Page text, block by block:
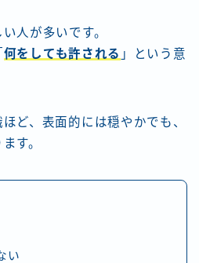
人が多いです。
何をしても許される 」という意
ど、表面的には穏やかでも、
す。
い